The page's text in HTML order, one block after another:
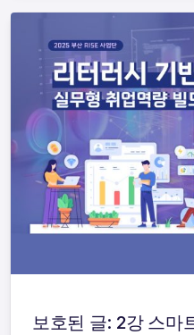
보호된 글: 2강 스마